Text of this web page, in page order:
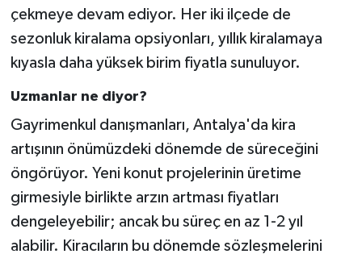
çekmeye devam ediyor. Her iki ilçede de
sezonluk kiralama opsiyonları, yıllık kiralamaya
kıyasla daha yüksek birim fiyatla sunuluyor.
Uzmanlar ne diyor?
Gayrimenkul danışmanları, Antalya'da kira
artışının önümüzdeki dönemde de süreceğini
öngörüyor. Yeni konut projelerinin üretime
girmesiyle birlikte arzın artması fiyatları
dengeleyebilir; ancak bu süreç en az 1-2 yıl
alabilir. Kiracıların bu dönemde sözleşmelerini